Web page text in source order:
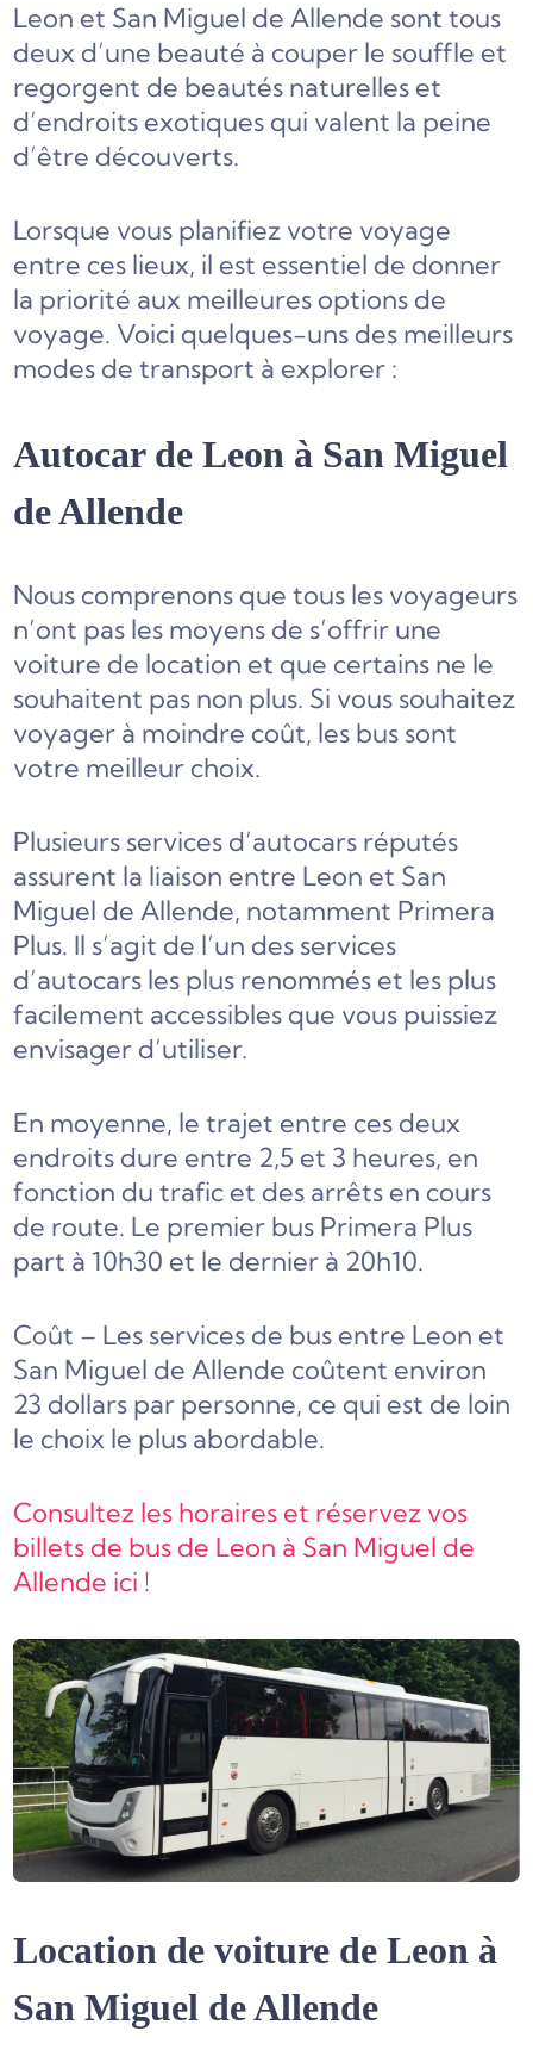
Leon et San Miguel de Allende sont tous
deux d’une beauté à couper le souffle et
regorgent de beautés naturelles et
d’endroits exotiques qui valent la peine
d’être découverts.
Lorsque vous planifiez votre voyage
entre ces lieux, il est essentiel de donner
la priorité aux meilleures options de
voyage. Voici quelques-uns des meilleurs
modes de transport à explorer :
Autocar de Leon à San Miguel
de Allende
Nous comprenons que tous les voyageurs
n’ont pas les moyens de s’offrir une
voiture de location et que certains ne le
souhaitent pas non plus. Si vous souhaitez
voyager à moindre coût, les bus sont
votre meilleur choix.
Plusieurs services d’autocars réputés
assurent la liaison entre Leon et San
Miguel de Allende, notamment Primera
Plus. Il s’agit de l’un des services
d’autocars les plus renommés et les plus
facilement accessibles que vous puissiez
envisager d’utiliser.
En moyenne, le trajet entre ces deux
endroits dure entre 2,5 et 3 heures, en
fonction du trafic et des arrêts en cours
de route. Le premier bus Primera Plus
part à 10h30 et le dernier à 20h10.
Coût – Les services de bus entre Leon et
San Miguel de Allende coûtent environ
23 dollars par personne, ce qui est de loin
le choix le plus abordable.
Consultez les horaires et réservez vos
billets de bus de Leon à San Miguel de
Allende ici !
Location de voiture de Leon à
San Miguel de Allende